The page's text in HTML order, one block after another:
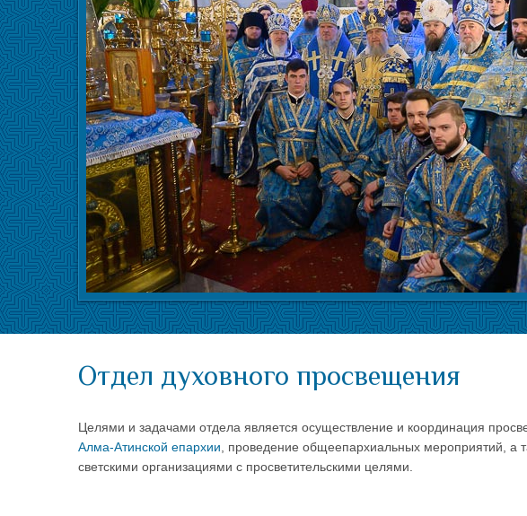
Отдел духовного просвещения
Целями и задачами отдела является осуществление и координация
Алма-Атинской епархии , проведение общеепархиальных мероприятий, а
светскими организациями с просветительскими целями.